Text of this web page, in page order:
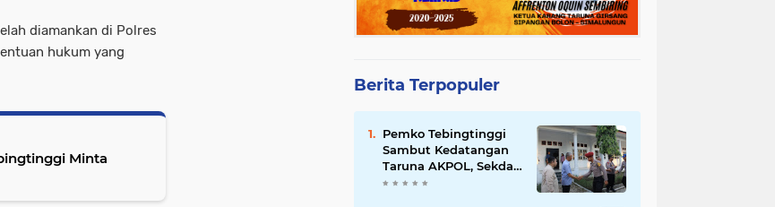
diamankan di Polres
hukum yang
Minta
Berita Terpopuler
Pemko Tebingtinggi
Sambut Kedatangan
Taruna AKPOL, Sekda:
Jadikan Momen